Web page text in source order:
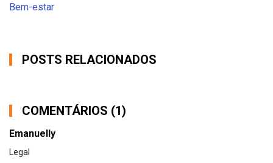
Bem-estar
POSTS RELACIONADOS
COMENTÁRIOS (1)
Emanuelly
Legal